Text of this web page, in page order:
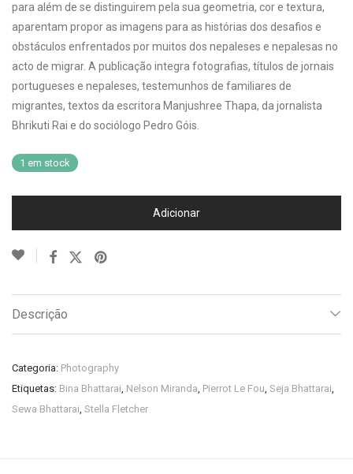
para além de se distinguirem pela sua geometria, cor e textura,
aparentam propor as imagens para as histórias dos desafios e
obstáculos enfrentados por muitos dos nepaleses e nepalesas no
acto de migrar. A publicação integra fotografias, títulos de jornais
portugueses e nepaleses, testemunhos de familiares de
migrantes, textos da escritora Manjushree Thapa, da jornalista
Bhrikuti Rai e do sociólogo Pedro Góis.
1 em stock
Adicionar
Descrição
Categoria: Photography
Etiquetas: Bina Bhattarai, Nelson Miranda, Pierrot Le Fou, Seja Bhattarai,
Sewa Bhattarai, Stella Fletcher